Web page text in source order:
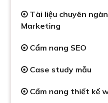
Tài liệu chuyên
Marketing
Cẩm nang SEO
Case study mẫu
Cẩm nang thiết kế